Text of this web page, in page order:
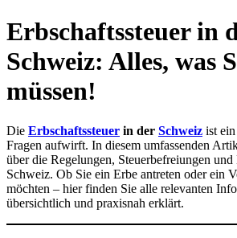
Erbschaftssteuer in
Schweiz: Alles, was
müssen!
Die Erbschaftssteuer in der Schweiz ist
Fragen aufwirft. In diesem umfassenden
über die Regelungen, Steuerbefreiungen
Schweiz. Ob Sie ein Erbe antreten oder ein
möchten – hier finden Sie alle relevanten
übersichtlich und praxisnah erklärt.